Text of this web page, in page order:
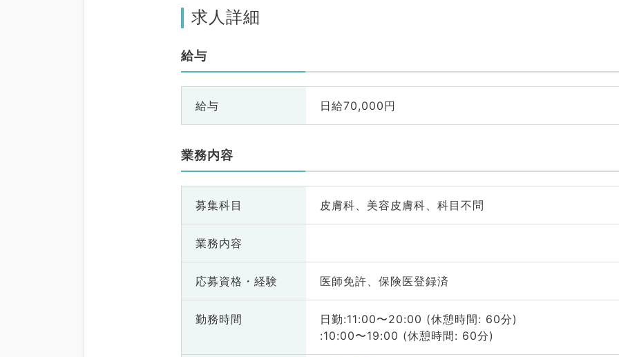
求人詳細
給与
給与 日給70,000円
業務内容
募集科目 皮膚科、美容皮膚科、科目不問
業務内容
応募資格・ 経験 医師免許、保険医登録済
勤務時間
日勤:11:00〜20:00 (休憩時間: 60分)
:10:00〜19:00 (休憩時間: 60分)